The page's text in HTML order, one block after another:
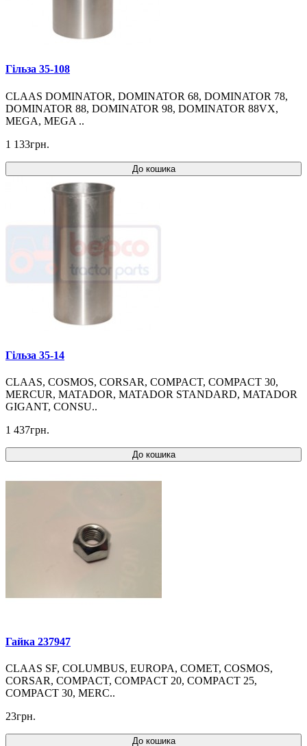
Гільза 35-108
CLAAS DOMINATOR, DOMINATOR 68, DOMINATOR 78,
DOMINATOR 88, DOMINATOR 98, DOMINATOR 88VX,
MEGA, MEGA ..
1 133грн.
До кошика
Гільза 35-14
CLAAS, COSMOS, CORSAR, COMPACT, COMPACT 30,
MERCUR, MATADOR, MATADOR STANDARD, MATADOR
GIGANT, CONSU..
1 437грн.
До кошика
Гайка 237947
CLAAS SF, COLUMBUS, EUROPA, COMET, COSMOS,
CORSAR, COMPACT, COMPACT 20, COMPACT 25,
COMPACT 30, MERC..
23грн.
До кошика